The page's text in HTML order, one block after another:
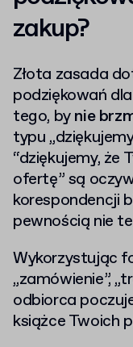
zakup?
Złota zasada
podziękowań
tego, bynie
typu
“dziękujemy, że
ofertę” są
korespondencji
pewnością nie
Wykorzystując
„zamówienie”,
odbiorca
książce Twoich